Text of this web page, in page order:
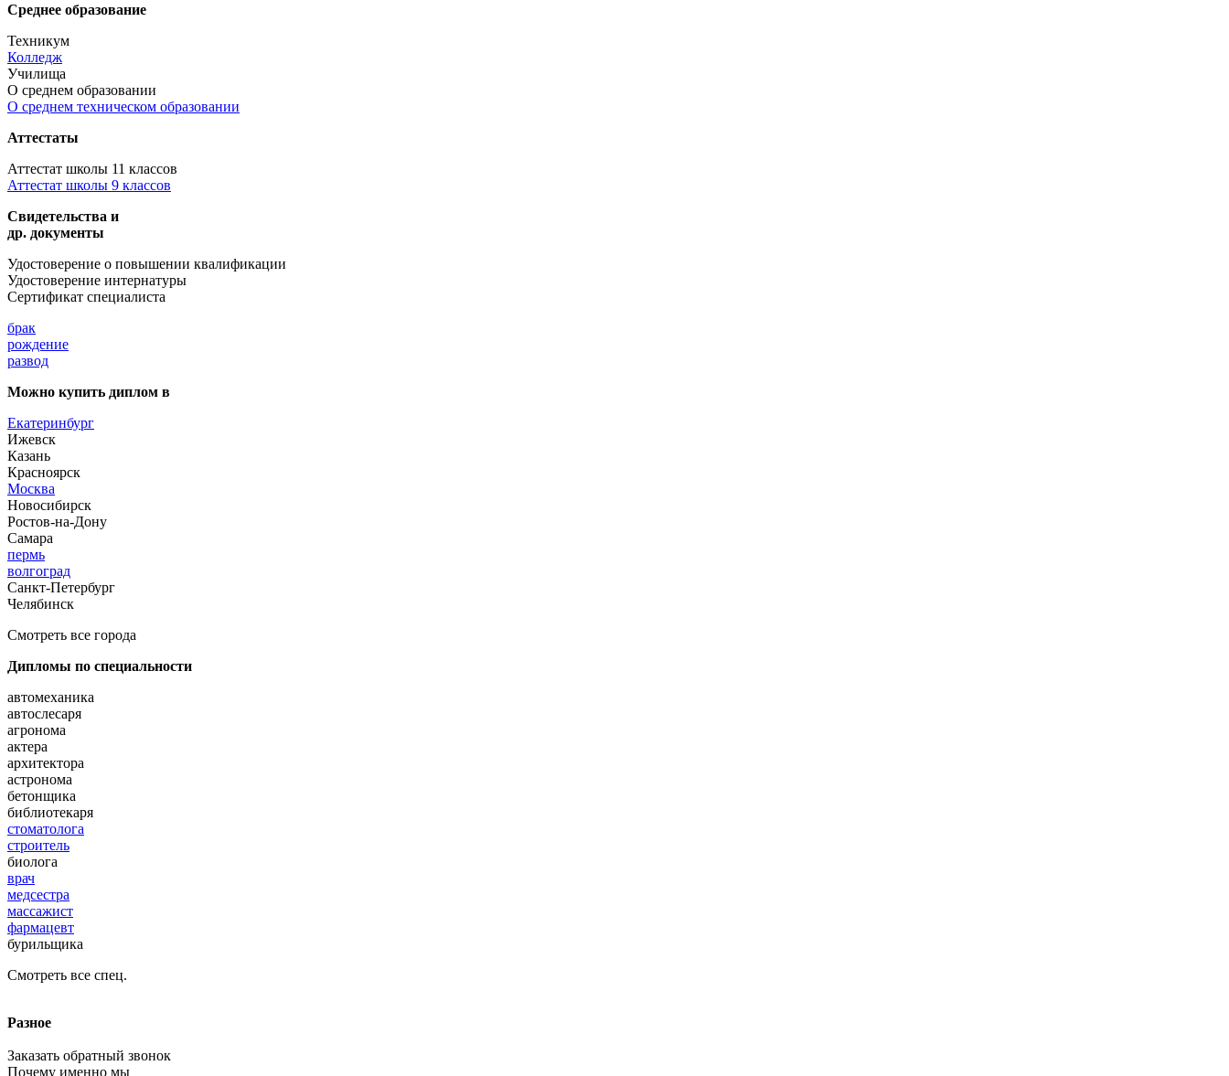
Среднее образование
Техникум
Колледж
Училища
О среднем образовании
О среднем техническом образовании
Аттестаты
Аттестат школы 11 классов
Аттестат школы 9 классов
Свидетельства и
др. документы
Удостоверение о повышении квалификации
Удостоверение интернатуры
Сертификат специалиста
брак
рождение
развод
Можно купить диплом в
Екатеринбург
Ижевск
Казань
Красноярск
Москва
Новосибирск
Ростов-на-Дону
Самара
пермь
волгоград
Санкт-Петербург
Челябинск
Смотреть все города
Дипломы по специальности
автомеханика
автослесаря
агронома
актера
архитектора
астронома
бетонщика
библиотекаря
стоматолога
строитель
биолога
врач
медсестра
массажист
фармацевт
бурильщика
Смотреть все спец.
Разное
Заказать обратный звонок
Почему именно мы